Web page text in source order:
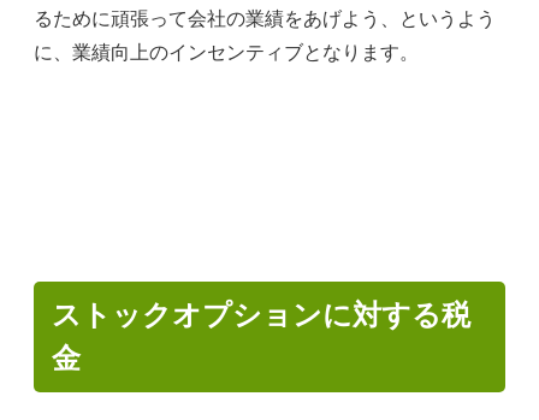
るために頑張って会社の業績をあげよう、というよう
に、業績向上のインセンティブとなります。
ストックオプションに対する税
金